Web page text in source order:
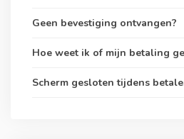
Geen bevestiging ontvangen?
Hoe weet ik of mijn betaling
Scherm gesloten tijdens